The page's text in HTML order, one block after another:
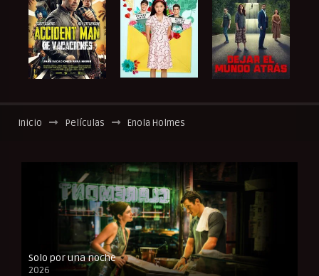
Inicio Películas Enola Holmes
Solo por una noche
2026